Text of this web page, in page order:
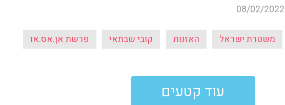
08/02/2022
משטרת ישראל האזנות קובי שבתאי פרשת אן.אס.או
עוד קטעים